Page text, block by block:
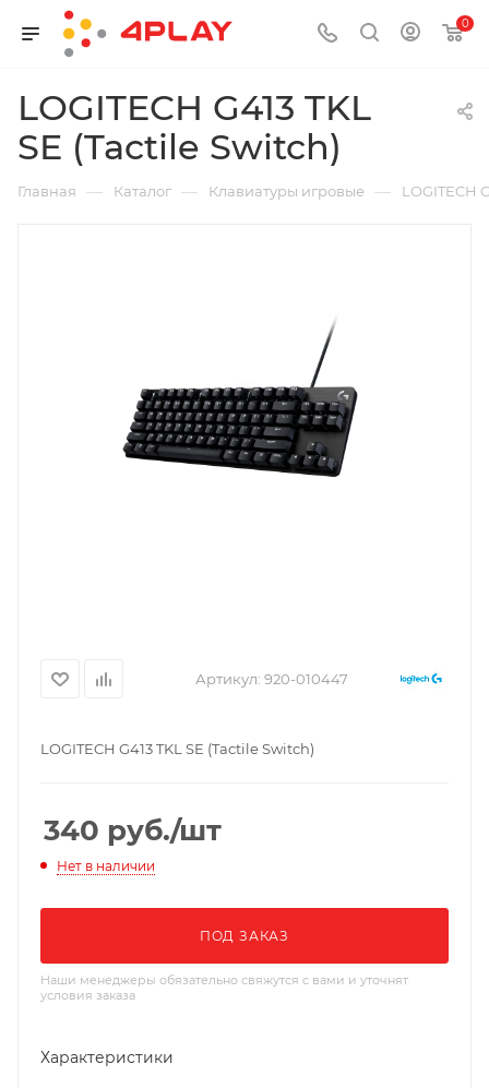
0
LOGITECH G413 TKL
SE (Tactile Switch)
Главная — Каталог — Клавиатуры игровые — LOGITECH
Артикул: 920-010447
LOGITECH G413 TKL SE (Tactile Switch)
340 руб./шт
Нет в наличии
ПОД ЗАКАЗ
Наши менеджеры обязательно свяжутся с вами и уточнят
условия заказа
Характеристики